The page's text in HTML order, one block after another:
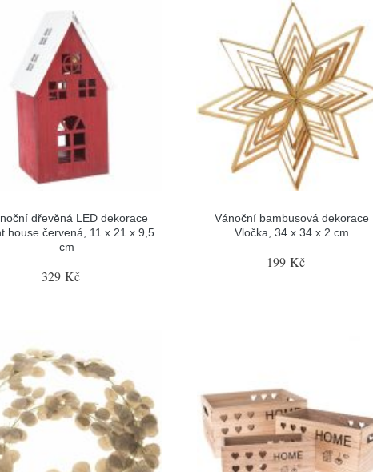
dřevěná LED dekorace
house červená, 11 x 21 x 9,5
cm
329 Kč
Vánoční bambusová dekorace
Vločka, 34 x 34 x 2 cm
199 Kč